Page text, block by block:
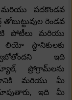
మరియు పదకొండవ
రెండవ
పోటీలు మరియు
స్థానికులకు
ఇది
ప్రోగ్రామ్‌లను
మరియు మీ
ఇది మీ